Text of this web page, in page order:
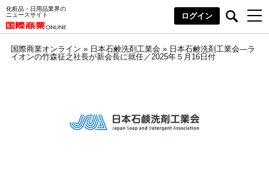
化粧品・日用品業界の
ニュースサイト
ログイン
国際商業オンライン » 日本石鹸洗剤工業会 » 日本石鹸洗剤工業会―ラ
イオンの竹森征之社長が新会長に就任／2025年５月16日付